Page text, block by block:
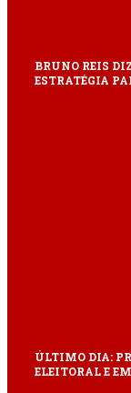
BRUNO REIS
ESTRATÉGIA
ÚLTIMO DIA:
ELEITORAL E